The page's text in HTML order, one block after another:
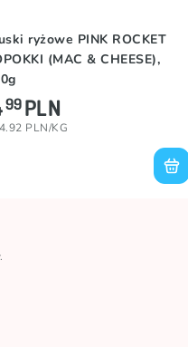
ryżowe PINK ROCKET
(MAC & CHEESE),
99PLN
PLN/KG